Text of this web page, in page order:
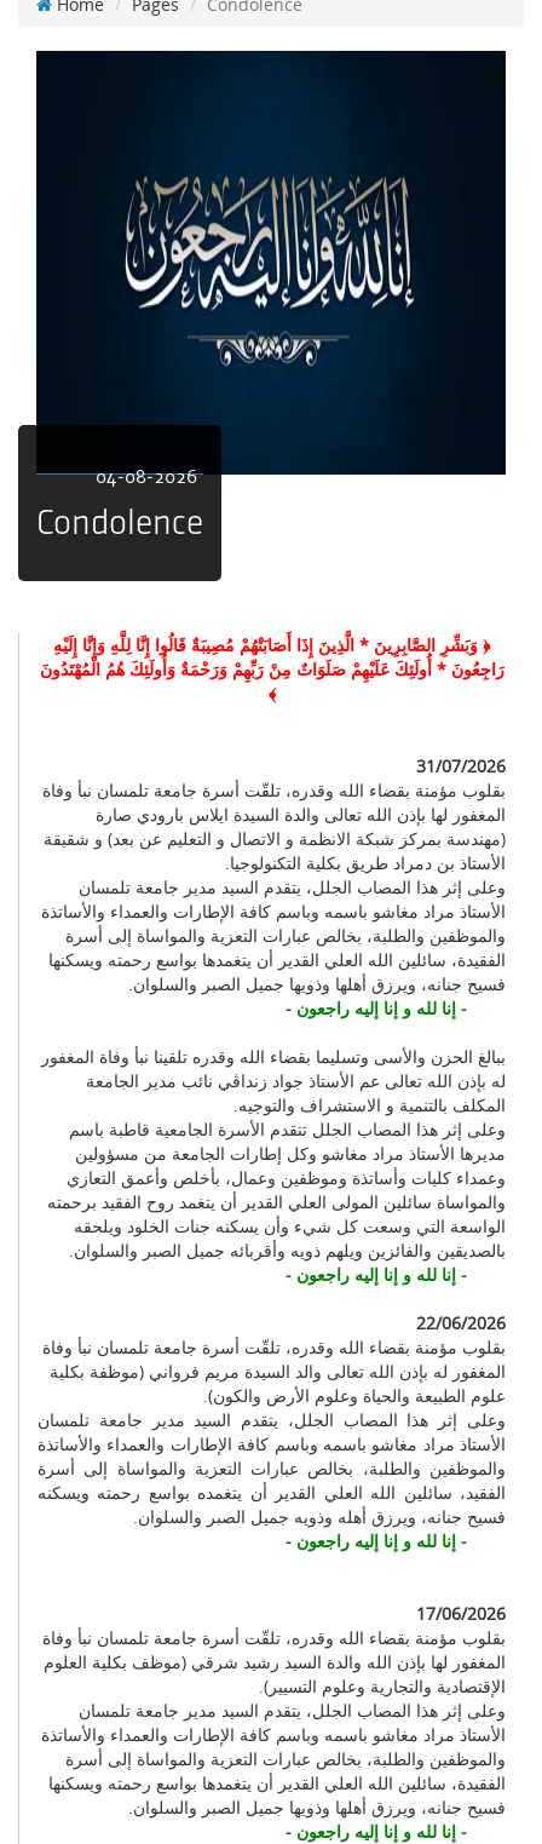
04-08-2026
Condolence
﴿ وَبَشِّرِ الصَّابِرِينَ * الَّذِينَ إِذَا أَصَابَتْهُمْ مُصِيبَةٌ قَالُوا إِنَّا لِلَّهِ وَإِنَّا إِلَيْهِ
رَاجِعُونَ * أُولَئِكَ عَلَيْهِمْ صَلَوَاتٌ مِنْ رَبِّهِمْ وَرَحْمَةٌ وَأُولَئِكَ هُمُ الْمُهْتَدُونَ
﴾
31/07/2026
بقلوب مؤمنة بقضاء الله وقدره، تلقّت أسرة جامعة تلمسان نبأ وفاة
المغفور لها بإذن الله تعالى والدة السيدة ايلاس بارودي صارة
(مهندسة بمركز شبكة الانظمة و الاتصال و التعليم عن بعد) و شقيقة
الأستاذ بن دمراد طريق بكلية التكنولوجيا.
وعلى إثر هذا المصاب الجلل، يتقدم السيد مدير جامعة تلمسان
الأستاذ مراد مغاشو باسمه وباسم كافة الإطارات والعمداء والأساتذة
والموظفين والطلبة، بخالص عبارات التعزية والمواساة إلى أسرة
الفقيدة، سائلين الله العلي القدير أن يتغمدها بواسع رحمته ويسكنها
فسيح جنانه، ويرزق أهلها وذويها جميل الصبر والسلوان.
- إنا لله و إنا إليه راجعون -
ببالغ الحزن والأسى وتسليما بقضاء الله وقدره تلقينا نبأ وفاة المغفور
له بإذن الله تعالى عم الأستاذ جواد زنداڨي نائب مدير الجامعة
المكلف بالتنمية و الاستشراف والتوجيه.
وعلى إثر هذا المصاب الجلل تتقدم الأسرة الجامعية قاطبة باسم
مديرها الأستاذ مراد مغاشو وكل إطارات الجامعة من مسؤولين
وعمداء كليات وأساتذة وموظفين وعمال، بأخلص وأعمق التعازي
والمواساة سائلين المولى العلي القدير أن يتغمد روح الفقيد برحمته
الواسعة التي وسعت كل شيء وأن يسكنه جنات الخلود ويلحقه
بالصديقين والفائزين ويلهم ذويه وأقربائه جميل الصبر والسلوان.
- إنا لله و إنا إليه راجعون -
22/06/2026
بقلوب مؤمنة بقضاء الله وقدره، تلقّت أسرة جامعة تلمسان نبأ وفاة
المغفور له بإذن الله تعالى والد السيدة مريم فرواني (موظفة بكلية
علوم الطبيعة والحياة وعلوم الأرض والكون).
وعلى إثر هذا المصاب الجلل، يتقدم السيد مدير جامعة تلمسان
الأستاذ مراد مغاشو باسمه وباسم كافة الإطارات والعمداء والأساتذة
والموظفين والطلبة، بخالص عبارات التعزية والمواساة إلى أسرة
الفقيد، سائلين الله العلي القدير أن يتغمده بواسع رحمته ويسكنه
فسيح جنانه، ويرزق أهله وذويه جميل الصبر والسلوان.
- إنا لله و إنا إليه راجعون -
17/06/2026
بقلوب مؤمنة بقضاء الله وقدره، تلقّت أسرة جامعة تلمسان نبأ وفاة
المغفور لها بإذن الله والدة السيد رشيد شرقي (موظف بكلية العلوم
الإقتصادية والتجارية وعلوم التسيير).
وعلى إثر هذا المصاب الجلل، يتقدم السيد مدير جامعة تلمسان
الأستاذ مراد مغاشو باسمه وباسم كافة الإطارات والعمداء والأساتذة
والموظفين والطلبة، بخالص عبارات التعزية والمواساة إلى أسرة
الفقيدة، سائلين الله العلي القدير أن يتغمدها بواسع رحمته ويسكنها
فسيح جنانه، ويرزق أهلها وذويها جميل الصبر والسلوان.
- إنا لله و إنا إليه راجعون -